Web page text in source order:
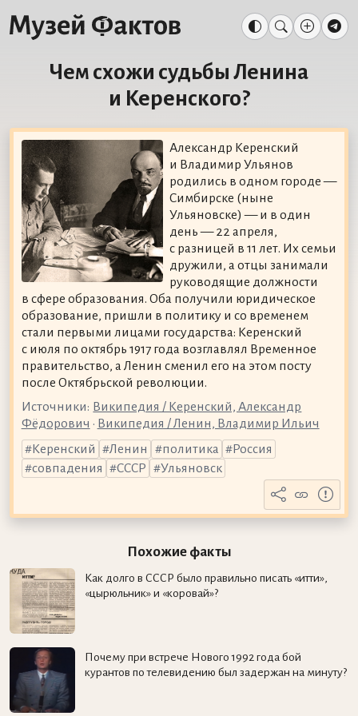
Чем схожи судьбы Ленина
и Керенского?
Александр Керенский
и Владимир Ульянов
родились в одном городе —
Симбирске (ныне
Ульяновске) — и в один
день — 22 апреля,
с разницей в 11 лет. Их семьи
дружили, а отцы занимали
руководящие должности
в сфере образования. Оба получили юридическое
образование, пришли в политику и со временем
стали первыми лицами государства: Керенский
с июля по октябрь 1917 года возглавлял Временное
правительство, а Ленин сменил его на этом посту
после Октябрьской революции.
Источники: Википедия / Керенский, Александр
Фёдорович • Википедия / Ленин, Владимир Ильич
Керенский
Ленин политика
Россия
совпадения
СССР Ульяновск
Похожие факты
Как долго в СССР было правильно писать «итти»,
«цырюльник» и «коровай»?
Почему при встрече Нового 1992 года бой
курантов по телевидению был задержан на минуту?